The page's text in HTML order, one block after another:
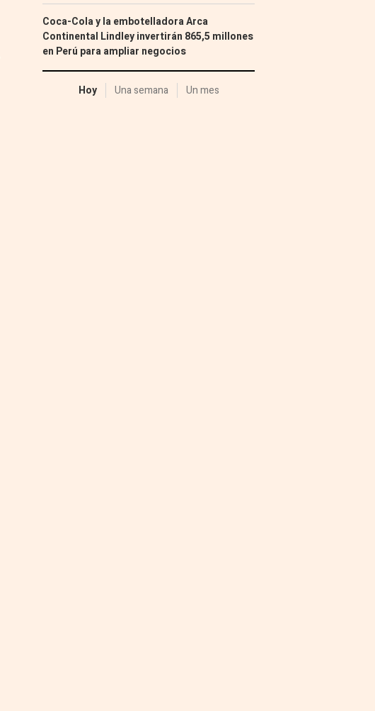
Coca-Cola y la embotelladora Arca
Continental Lindley invertirán 865,5 millones
en Perú para ampliar negocios
Hoy Una semana Un mes